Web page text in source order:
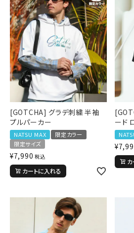
[GOTCHA] グラデ刺繍 半袖
プルパーカー
NATSU MAX
限定カラー
限定サイズ
¥7,990 税込
カートに入れる
ード
¥